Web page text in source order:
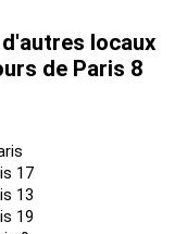
locaux
de Paris 8
17
13
19